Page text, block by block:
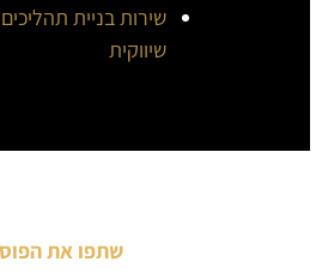
שירות בניית
שיווקית
שתפו את